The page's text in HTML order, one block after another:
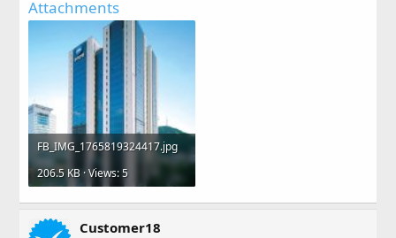
Attachments
FB_IMG_1765819324417.jpg
206.5 KB · Views: 5
Customer18